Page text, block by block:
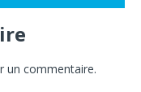
un commentaire.